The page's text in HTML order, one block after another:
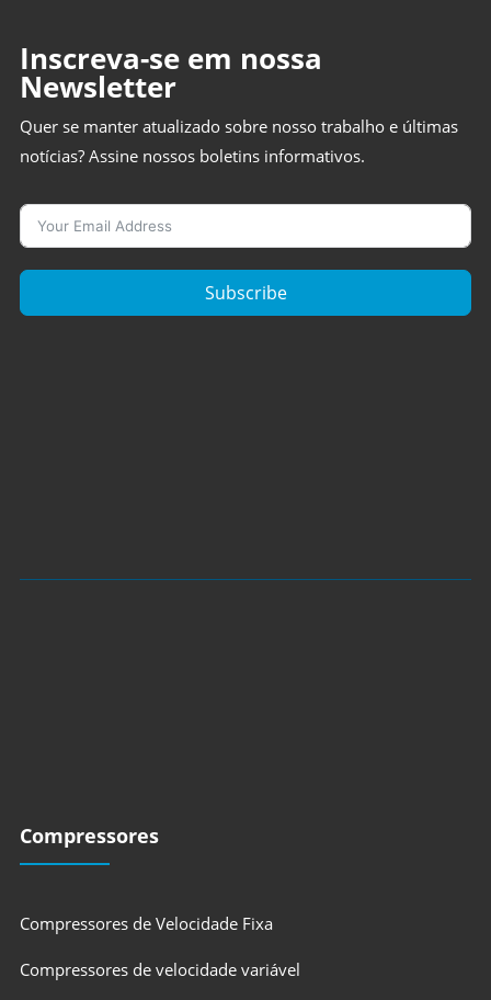
Inscreva-se em nossa
Newsletter
Quer se manter atualizado sobre nosso trabalho e últimas
notícias? Assine nossos boletins informativos.
Subscribe
Compressores
Compressores de Velocidade Fixa
Compressores de velocidade variável